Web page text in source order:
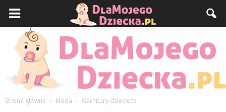
Strona główna Moda Garnitury dziecięce